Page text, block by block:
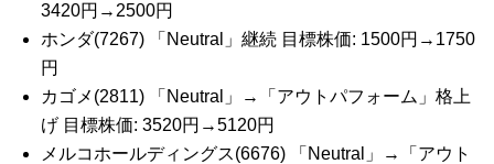
3420円→2500円
ホンダ(7267) 「Neutral」継続 目標株価: 1500円→1750
円
カゴメ(2811) 「Neutral」→「アウトパフォーム」格上
げ 目標株価: 3520円→5120円
メルコホールディングス(6676) 「Neutral」→「アウト